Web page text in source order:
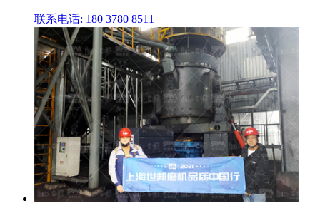
联系电话: 180 3780 8511